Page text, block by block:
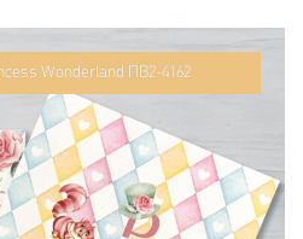
Wonderland ΠΒ2-4162